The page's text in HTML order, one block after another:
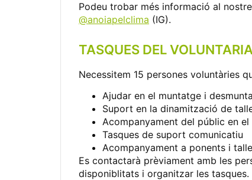
Podeu trobar més informació al nostre
@anoiapelclima (IG).
TASQUES DEL
Necessitem 15 persones voluntàries
Ajudar en el muntatge i
Suport en la dinamització de
Acompanyament del públic en
Tasques de suport comunicatiu
Acompanyament a ponents i
Es contactarà prèviament amb les
disponiblitats i organitzar les tasques.